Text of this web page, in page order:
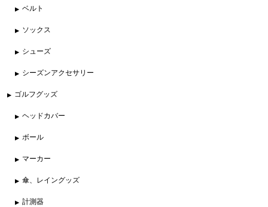
ベルト
ソックス
シューズ
シーズンアクセサリー
ゴルフグッズ
ヘッドカバー
ボール
マーカー
傘、レイングッズ
計測器